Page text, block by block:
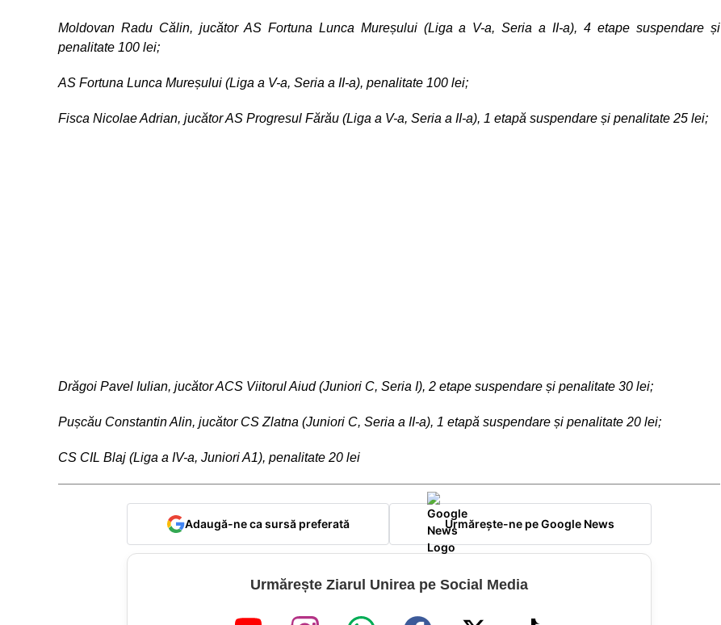
Moldovan Radu Călin, jucător AS Fortuna Lunca Mureșului (Liga a V-a, Seria a II-a), 4 etape suspendare și
penalitate 100 lei;
AS Fortuna Lunca Mureșului (Liga a V-a, Seria a II-a), penalitate 100 lei;
Fisca Nicolae Adrian, jucător AS Progresul Fărău (Liga a V-a, Seria a II-a), 1 etapă suspendare și penalitate 25 lei;
Drăgoi Pavel Iulian, jucător ACS Viitorul Aiud (Juniori C, Seria I), 2 etape suspendare și penalitate 30 lei;
Pușcău Constantin Alin, jucător CS Zlatna (Juniori C, Seria a II-a), 1 etapă suspendare și penalitate 20 lei;
CS CIL Blaj (Liga a IV-a, Juniori A1), penalitate 20 lei
Adaugă-ne ca sursă preferată Urmărește-ne pe Google News
Urmărește Ziarul Unirea pe Social Media